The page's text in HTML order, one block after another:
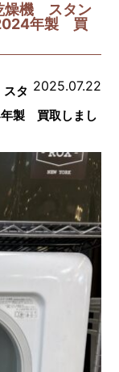
燥機 スタン
年製 買
2025.07.22
タ
製 買取しまし